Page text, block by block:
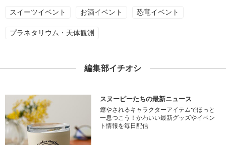
スイーツイベント お酒イベント 恐竜イベント
プラネタリウム・天体観測
編集部イチオシ
スヌーピーたちの最新ニュース
癒やされるキャラクターアイテムでほっと
一息つこう！かわいい最新グッズやイベン
ト情報を毎日配信